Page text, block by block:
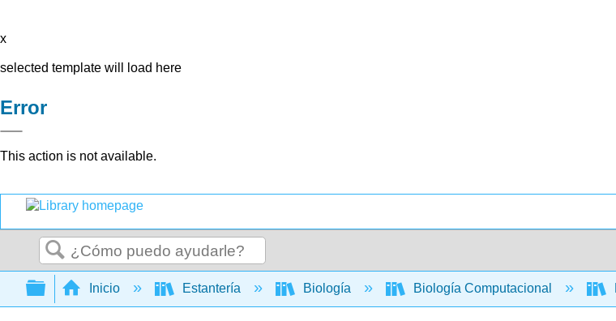
x
selected template will load here
Error
This action is not available.
Buscar
Expandir/contraer jerarquía global
Inicio Estantería Biología Biología Computacional